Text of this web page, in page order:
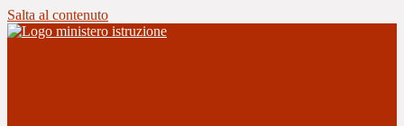
Salta al contenuto